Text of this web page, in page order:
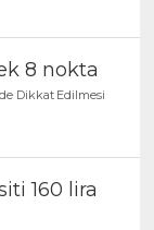
8 nokta
Dikkat Edilmesi
160 lira